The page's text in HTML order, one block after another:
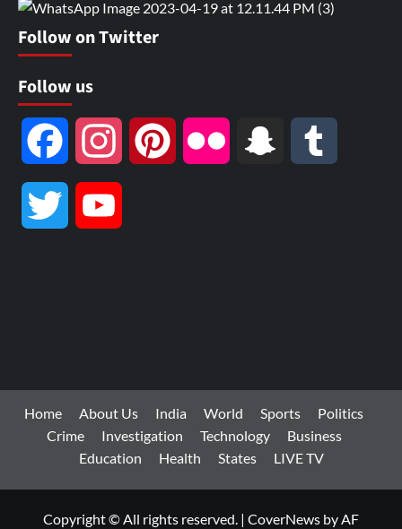
Follow on Twitter
Follow us
Facebook Instagram Pinterest Flickr Snapchat
Twitter
Home About Us India World Sports
Politics
Crime
Investigation Technology
Business
Education
Health States LIVE TV
Copyright © All rights reserved. | CoverNews by AF